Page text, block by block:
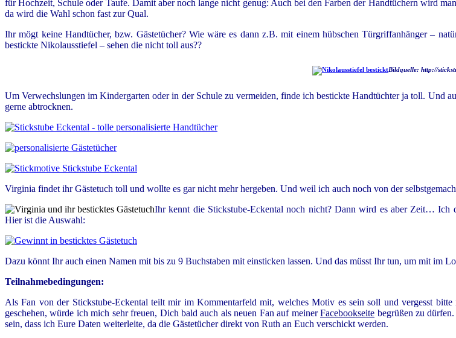
für Hochzeit, Schule oder Taufe. Damit aber noch lange nicht genug: Auch bei den Farben der Handtüchern wird
da wird die Wahl schon fast zur Qual.
Ihr mögt keine Handtücher, bzw. Gästetücher? Wie wäre es dann z.B. mit einem hübschen Türgriffanhänger –
bestickte Nikolausstiefel – sehen die nicht toll aus??
Bildquelle: http://
Um Verwechslungen im Kindergarten oder in der Schule zu vermeiden, finde ich bestickte Handtüchter ja toll. Und
gerne abtrocknen.
Virginia findet ihr Gästetuch toll und wollte es gar nicht mehr hergeben. Und weil ich auch noch von der
Ihr kennt die Stickstube-Eckental noch nicht? Dann wird es aber Zeit… Ich
Hier ist die Auswahl:
Dazu könnt Ihr auch einen Namen mit bis zu 9 Buchstaben mit einsticken lassen. Und das müsst Ihr tun, um mit im
Teilnahmebedingungen:
Als Fan von der Stickstube-Eckental teilt mir im Kommentarfeld mit, welches Motiv es sein soll und vergesst
geschehen, würde ich mich sehr freuen, Dich bald auch als neuen Fan auf meinerFacebookseite begrüßen zu
sein, dass ich Eure Daten weiterleite, da die Gästetücher direkt von Ruth an Euch verschickt werden.